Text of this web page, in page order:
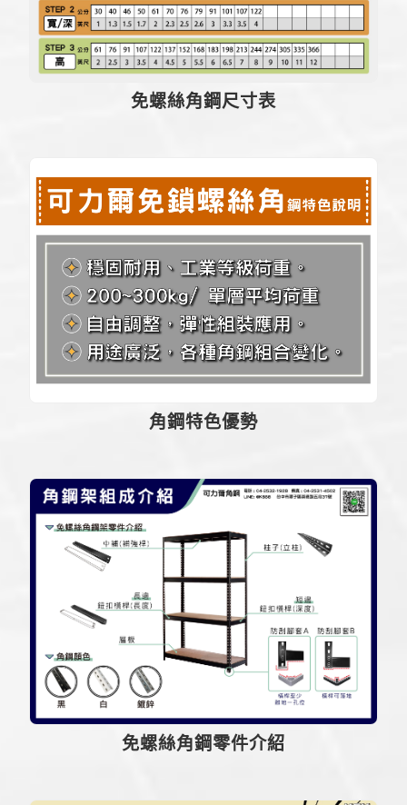
免螺絲角鋼尺寸表
角鋼特色優勢
免螺絲角鋼零件介紹